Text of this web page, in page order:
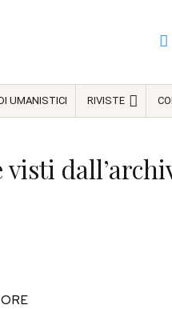
UMANISTICI RIVISTE
visti